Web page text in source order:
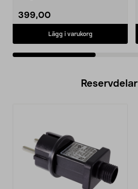
399,00
Lägg i varukorg
Reservdelar